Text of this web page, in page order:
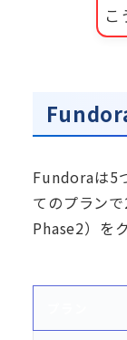
こ
Fundoraは5
てのプラン
Phase2）を